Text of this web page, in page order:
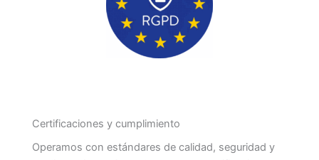
Certificaciones y cumplimiento
Operamos con estándares de calidad, seguridad y